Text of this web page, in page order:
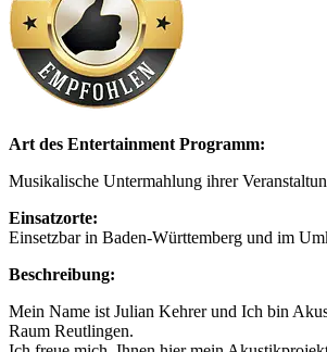
Art des Entertainment Programm:
Musikalische Untermahlung ihrer
Einsatzorte:
Einsetzbar in Baden-Württemberg und im
Beschreibung:
Mein Name ist Julian Kehrer und Ich bin
Raum Reutlingen.